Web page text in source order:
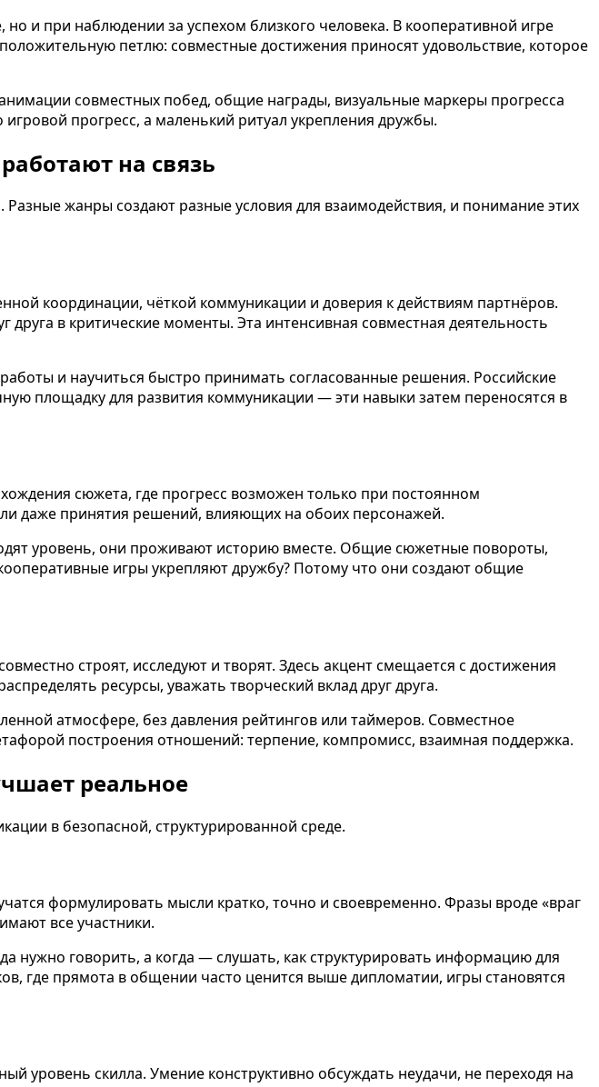
и при наблюдении за успехом близкого человека. В кооперативной игре
петлю: совместные достижения приносят удовольствие, которое
совместных побед, общие награды, визуальные маркеры прогресса
прогресс, а маленький ритуал укрепления дружбы.
на связь
жанры создают разные условия для взаимодействия, и понимание этих
координации, чёткой коммуникации и доверия к действиям партнёров.
в критические моменты. Эта интенсивная совместная деятельность
и научиться быстро принимать согласованные решения. Российские
площадку для развития коммуникации — эти навыки затем переносятся в
сюжета, где прогресс возможен только при постоянном
даже принятия решений, влияющих на обоих персонажей.
уровень, они проживают историю вместе. Общие сюжетные повороты,
игры укрепляют дружбу? Потому что они создают общие
строят, исследуют и творят. Здесь акцент смещается с достижения
ресурсы, уважать творческий вклад друг друга.
атмосфере, без давления рейтингов или таймеров. Совместное
построения отношений: терпение, компромисс, взаимная поддержка.
реальное
в безопасной, структурированной среде.
формулировать мысли кратко, точно и своевременно. Фразы вроде «враг
все участники.
нужно говорить, а когда — слушать, как структурировать информацию для
где прямота в общении часто ценится выше дипломатии, игры становятся
уровень скилла. Умение конструктивно обсуждать неудачи, не переходя на